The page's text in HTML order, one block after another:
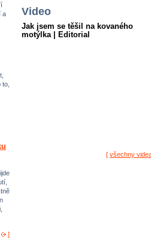
a
]
Video
Jak jsem se těšil na kovaného
motýlka | Editorial
[ všechny